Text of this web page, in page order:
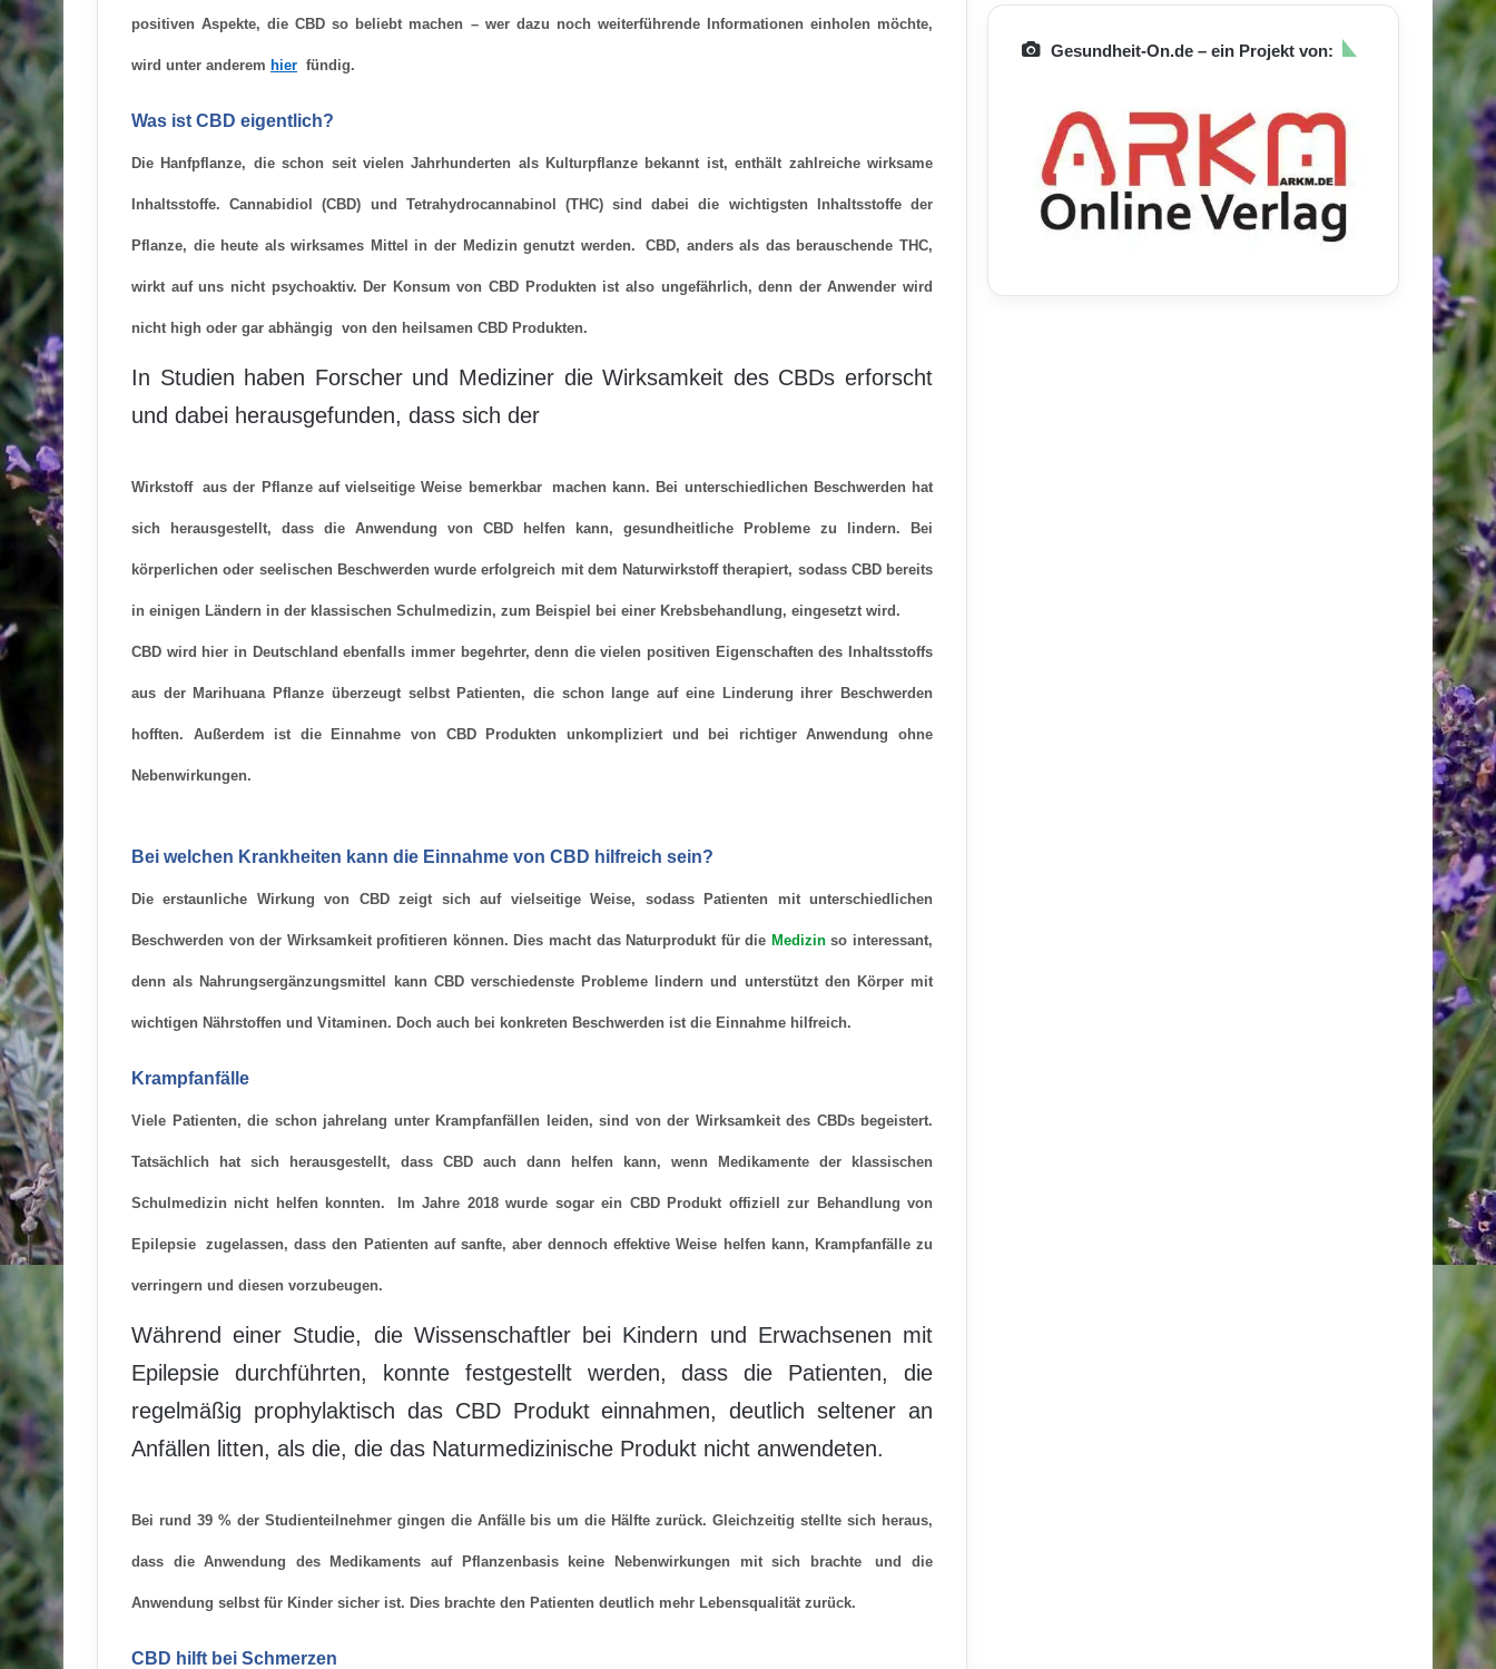
positiven Aspekte, die CBD so beliebt machen – wer dazu noch weiterführende Informationen einholen möchte,
wird unter anderem hier fündig.
Was ist CBD eigentlich?
Die Hanfpflanze, die schon seit vielen Jahrhunderten als Kulturpflanze bekannt ist, enthält zahlreiche wirksame
Inhaltsstoffe.Cannabidiol (CBD) und Tetrahydrocannabinol (THC) sind dabei die wichtigsten Inhaltsstoffe der
Pflanze, die heute als wirksames Mittel in der Medizin genutzt werden. CBD, anders als das berauschende THC,
wirkt auf uns nicht psychoaktiv. Der Konsum von CBD Produkten ist also ungefährlich, denn der Anwender wird
nicht high oder gar abhängig von den heilsamen CBD Produkten.
In Studien haben Forscher und Mediziner die Wirksamkeit des CBDs erforscht
und dabei herausgefunden, dass sich der
Wirkstoff aus der Pflanze auf vielseitige Weise bemerkbar machen kann. Bei unterschiedlichen Beschwerden hat
sich herausgestellt, dass die Anwendung von CBD helfen kann, gesundheitliche Probleme zu lindern. Bei
körperlichen oder seelischen Beschwerden wurde erfolgreich mit dem Naturwirkstoff therapiert, sodass CBD bereits
in einigen Ländern in der klassischen Schulmedizin, zum Beispiel bei einer Krebsbehandlung, eingesetzt wird.
CBD wird hier in Deutschland ebenfalls immer begehrter, denn die vielen positiven Eigenschaften des Inhaltsstoffs
aus der Marihuana Pflanze überzeugt selbst Patienten, die schon lange auf eine Linderung ihrer Beschwerden
hofften. Außerdem ist die Einnahme von CBD Produkten unkompliziert und bei richtiger Anwendung ohne
Nebenwirkungen.
Bei welchen Krankheiten kann die Einnahme von CBD hilfreich sein?
Die erstaunliche Wirkung von CBD zeigt sich auf vielseitige Weise, sodass Patienten mit unterschiedlichen
Beschwerden von der Wirksamkeit profitieren können. Dies macht das Naturprodukt für die Medizinso interessant,
denn als Nahrungsergänzungsmittel kann CBD verschiedenste Probleme lindern und unterstützt den Körper mit
wichtigen Nährstoffen und Vitaminen. Doch auch bei konkreten Beschwerden ist die Einnahme hilfreich.
Krampfanfälle
Viele Patienten, die schon jahrelang unter Krampfanfällen leiden, sind von der Wirksamkeit des CBDs begeistert.
Tatsächlich hat sich herausgestellt, dass CBD auch dann helfen kann, wenn Medikamente der klassischen
Schulmedizin nicht helfen konnten. Im Jahre 2018 wurde sogar ein CBD Produkt offiziell zur Behandlung von
Epilepsie zugelassen, dass den Patienten auf sanfte, aber dennoch effektive Weise helfen kann, Krampfanfälle zu
verringern und diesen vorzubeugen.
Während einer Studie, die Wissenschaftler bei Kindern und Erwachsenen mit
Epilepsie durchführten, konnte festgestellt werden, dass die Patienten, die
regelmäßig prophylaktisch das CBD Produkt einnahmen, deutlich seltener an
Anfällen litten, als die, die das Naturmedizinische Produkt nicht anwendeten.
Bei rund 39 % der Studienteilnehmer gingen die Anfälle bis um die Hälfte zurück. Gleichzeitig stellte sich heraus,
dass die Anwendung des Medikaments auf Pflanzenbasis keine Nebenwirkungen mit sich brachte und die
Anwendung selbst für Kinder sicher ist. Dies brachte den Patienten deutlich mehr Lebensqualität zurück.
CBD hilft bei Schmerzen
Gesundheit-On.de – ein Projekt von: